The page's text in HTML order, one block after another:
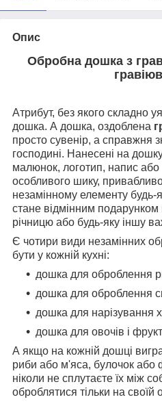
Опис
Обробна дошка з
Атрибут, без якого складно
дошка. А дошка, оздоблена
просто сувенір, а справжня
господині. Нанесені на
малюнок, логотип, напис
особливого шику,
незамінному елементу будь-
стане відмінним подарунком
річницю або будь-яку іншу
Є чотири види незамінних
бути у кожній кухні:
дошка для оброблення
дошка для оброблення
дошка для нарізування
дошка для овочів і
А якщо на кожній дошці
риби або м'яса, булочок або
ніколи не сплутаєте їх між
оброблятися тільки на своїй